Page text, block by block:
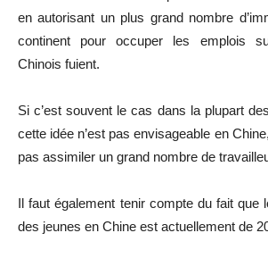
en autorisant un plus grand nombre
continent pour occuper les emplois
Chinois fuient.
Si c’est souvent le cas dans la plupart
cette idée n’est pas envisageable en
pas assimiler un grand nombre de
Il faut également tenir compte du fait que
des jeunes en Chine est actuellement de